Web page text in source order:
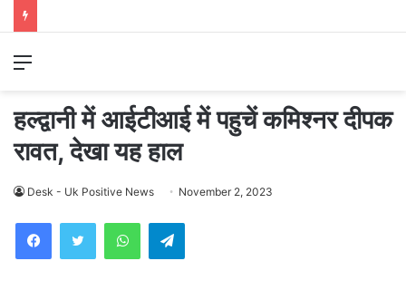
Menu
हल्द्वानी में आईटीआई में पहुचें कमिश्नर दीपक
रावत, देखा यह हाल
Desk - Uk Positive News November 2, 2023
WhatsAppTelegram